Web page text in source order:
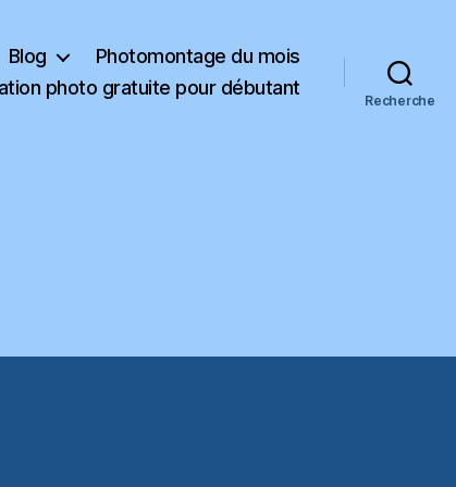
Blog
Photomontage du mois
photo gratuite pour débutant
Recherche